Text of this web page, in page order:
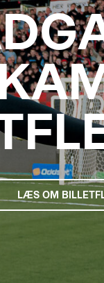
LÆS OM